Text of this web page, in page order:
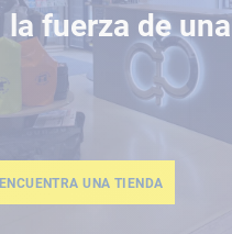
la fuerza de
ENCUENTRA UNA TIENDA